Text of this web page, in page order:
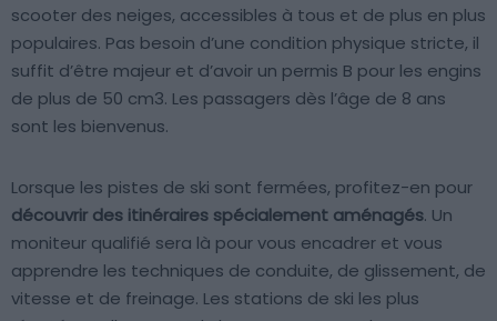
scooter des neiges, accessibles à tous et de plus en plus
populaires. Pas besoin d’une condition physique stricte, il
suffit d’être majeur et d’avoir un permis B pour les engins
de plus de 50 cm3. Les passagers dès l’âge de 8 ans
sont les bienvenus.
Lorsque les pistes de ski sont fermées, profitez-en pour
découvrir des itinéraires spécialement aménagés. Un
moniteur qualifié sera là pour vous encadrer et vous
apprendre les techniques de conduite, de glissement, de
vitesse et de freinage. Les stations de ski les plus